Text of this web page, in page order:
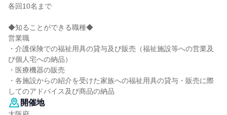
各回10名まで
◆知ることができる職種◆
営業職
・介護保険での福祉用具の貸与及び販売（福祉施設等への営業及
び個人宅への納品）
・医療機器の販売
・各施設からの紹介を受けた家族への福祉用具の貸与・販売に際
してのアドバイス及び商品の納品
開催地